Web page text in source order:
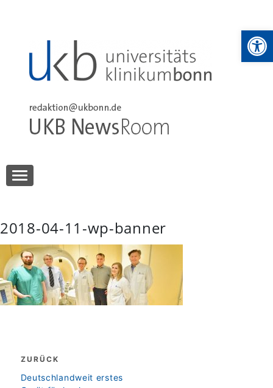
UKB NewsRoom
2018-04-11-wp-banner
Beitragsnavigation
ZURÜCK
zurück
Deutschlandweit erstes